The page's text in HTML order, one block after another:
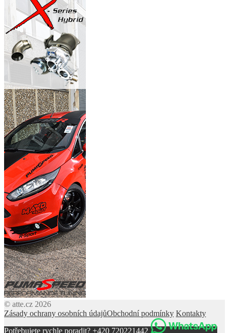
© atte.cz 2026
Zásady ochrany osobních údajůObchodní podmínky Kontakty
Potřebujete rychle poradit? +420 720221442